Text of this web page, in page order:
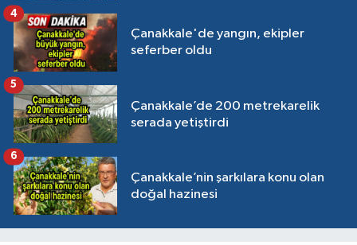
Çanakkale'de yangın, ekipler
seferber oldu
4
Çanakkale’de 200 metrekarelik
serada yetiştirdi
5
Çanakkale’nin şarkılara konu olan
doğal hazinesi
6